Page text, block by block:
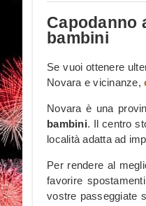
Capodanno
bambini
Se vuoi ottenere
Novara e vicinanze,
Novara è una
bambini. Il centro
località adatta ad
Per rendere al
favorire
vostre passeggiate